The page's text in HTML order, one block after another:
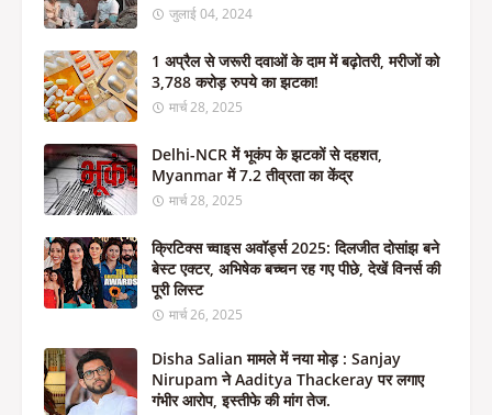
जुलाई 04, 2024
1 अप्रैल से जरूरी दवाओं के दाम में बढ़ोतरी, मरीजों को
3,788 करोड़ रुपये का झटका!
मार्च 28, 2025
Delhi-NCR में भूकंप के झटकों से दहशत,
Myanmar में 7.2 तीव्रता का केंद्र
मार्च 28, 2025
क्रिटिक्स च्वाइस अवॉर्ड्स 2025: दिलजीत दोसांझ बने
बेस्ट एक्टर, अभिषेक बच्चन रह गए पीछे, देखें विनर्स की
पूरी लिस्ट
मार्च 26, 2025
Disha Salian मामले में नया मोड़ : Sanjay
Nirupam ने Aaditya Thackeray पर लगाए
गंभीर आरोप, इस्तीफे की मांग तेज.